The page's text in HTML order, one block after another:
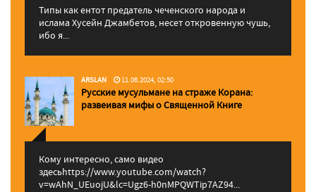
Типы как ентот предатель чеченского народа и
ислама Хусейн Джамбетов, несет откровенную чушь,
ибо я...
ARSLAN 11.06.2024, 02:50
Русские мусульмане на страже Корана:
pазвеивая мифы о Священной Книге
Кому интересно, само видео
здесьhttps://www.youtube.com/watch?
v=wAhN_UEuojU&lc=Ugz6-h0nMPQWTip7AZ94...